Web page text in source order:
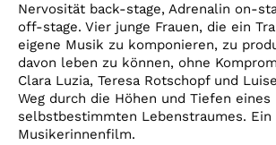
Nervosität back-stage, Adrenalin on-
off-stage. Vier junge Frauen, die ein
eigene Musik zu komponieren, zu
davon leben zu können, ohne
Clara Luzia, Teresa Rotschopf und
Weg durch die Höhen und Tiefen eines
selbstbestimmten Lebenstraumes. Ein
Musikerinnenfilm.